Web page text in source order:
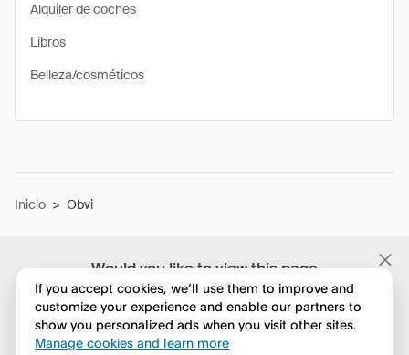
Would you like to view this page
in English?
No, seguir navegando
Alquiler de coches
Libros
Belleza/cosméticos
Inicio > Obvi
If you accept cookies, we’ll use them to improve and
customize your experience and enable our partners to
show you personalized ads when you visit other sites.
Manage cookies and learn more